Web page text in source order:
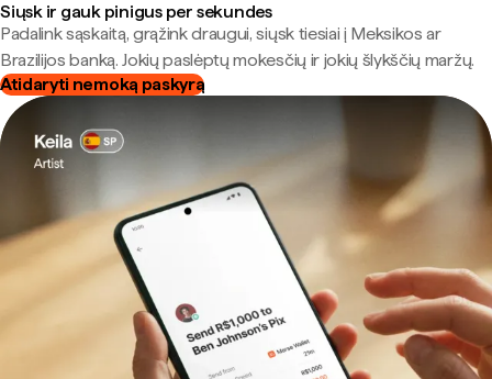
Siųsk ir gauk pinigus per sekundes
Padalink sąskaitą, grąžink draugui, siųsk tiesiai į Meksikos ar
Brazilijos banką. Jokių paslėptų mokesčių ir jokių šlykščių maržų.
Atidaryti nemoką paskyrą